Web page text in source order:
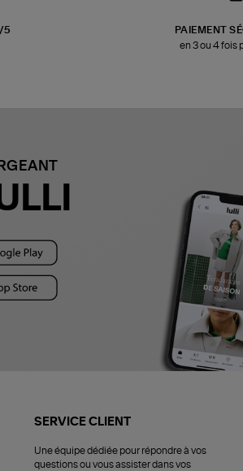
5
PAIEMENT
en 3 ou 4 fois
SERVICE CLIENT
Une équipe dédiée pour répondre à vos
questions ou vous assister dans vos